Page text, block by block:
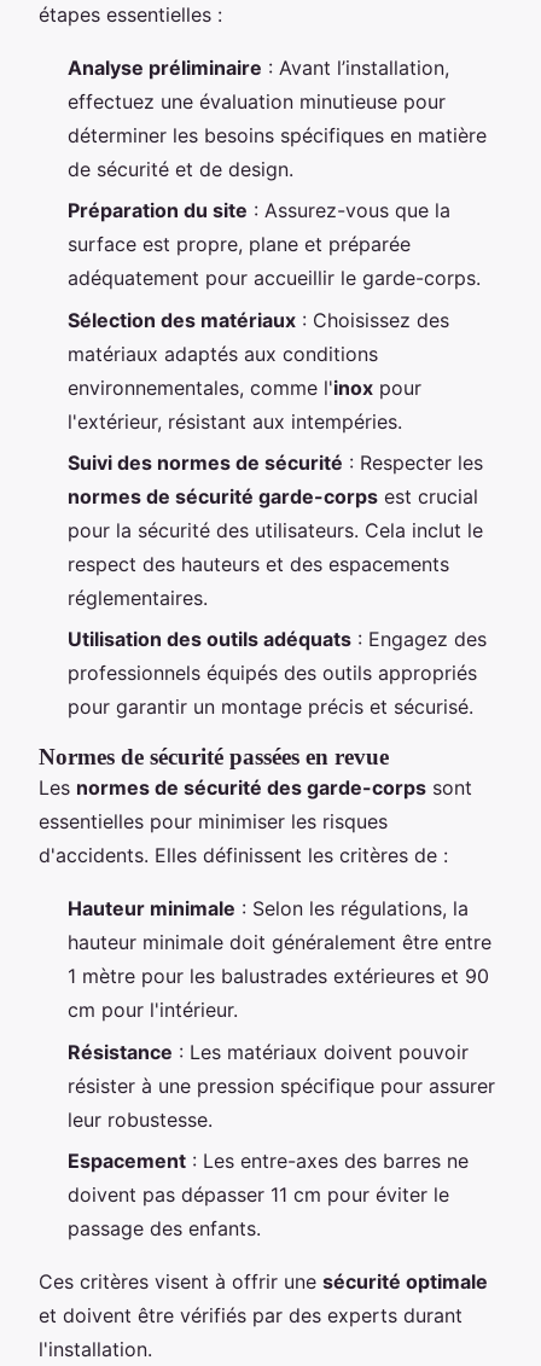
étapes essentielles :
Analyse préliminaire : Avant l’installation,
effectuez une évaluation minutieuse pour
déterminer les besoins spécifiques en matière
de sécurité et de design.
Préparation du site : Assurez-vous que la
surface est propre, plane et préparée
adéquatement pour accueillir le garde-corps.
Sélection des matériaux : Choisissez des
matériaux adaptés aux conditions
environnementales, comme l'inox pour
l'extérieur, résistant aux intempéries.
Suivi des normes de sécurité : Respecter les
normes de sécurité garde-corps est crucial
pour la sécurité des utilisateurs. Cela inclut le
respect des hauteurs et des espacements
réglementaires.
Utilisation des outils adéquats : Engagez des
professionnels équipés des outils appropriés
pour garantir un montage précis et sécurisé.
Normes de sécurité passées en revue
Les normes de sécurité des garde-corps sont
essentielles pour minimiser les risques
d'accidents. Elles définissent les critères de :
Hauteur minimale : Selon les régulations, la
hauteur minimale doit généralement être entre
1 mètre pour les balustrades extérieures et 90
cm pour l'intérieur.
Résistance : Les matériaux doivent pouvoir
résister à une pression spécifique pour assurer
leur robustesse.
Espacement : Les entre-axes des barres ne
doivent pas dépasser 11 cm pour éviter le
passage des enfants.
Ces critères visent à offrir une sécurité optimale
et doivent être vérifiés par des experts durant
l'installation.